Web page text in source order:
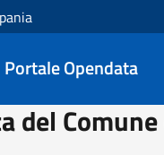
Portale Opendata
del